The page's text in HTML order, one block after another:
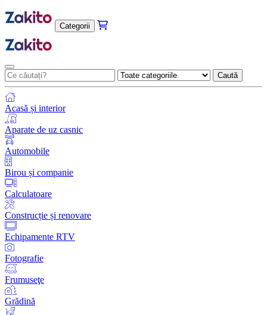
Categorii
Caută
Acasă și interior
Aparate de uz casnic
Automobile
Birou și companie
Calculatoare
Construcție și renovare
Echipamente RTV
Fotografie
Frumuseţe
Grădină